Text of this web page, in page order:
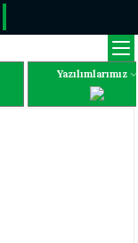
Yazılımlarımız